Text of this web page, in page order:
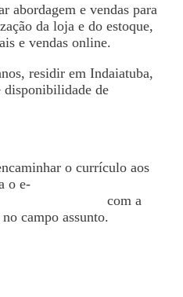
abordagem e vendas para
da loja e do estoque,
e vendas online.
residir em Indaiatuba,
disponibilidade de
o currículo aos
o e-
com a
no campo assunto.